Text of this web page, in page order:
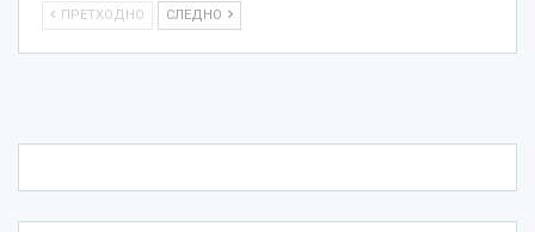
ПРЕТХОДНО СЛЕДНО